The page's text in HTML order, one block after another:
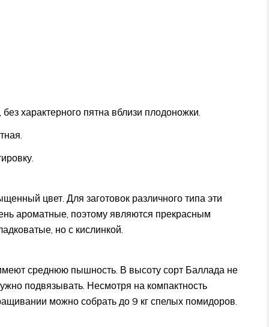
характерного пятна вблизи плодоножки.
цвет. Для заготовок различного типа эти
ароматные, поэтому являются прекрасным
но с кислинкой.
среднюю пышность. В высоту сорт Баллада не
подвязывать. Несмотря на компактность
можно собрать до 9 кг спелых помидоров.